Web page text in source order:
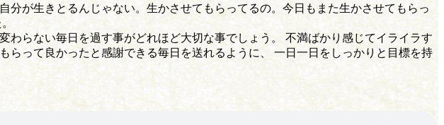
が生きとるんじゃない。生かさせてもらってるの。今日もまた生かさせてもらっ
らない毎日を過す事がどれほど大切な事でしょう。 不満ばかり感じてイライラす
って良かったと感謝できる毎日を送れるように、 一日一日をしっかりと目標を持